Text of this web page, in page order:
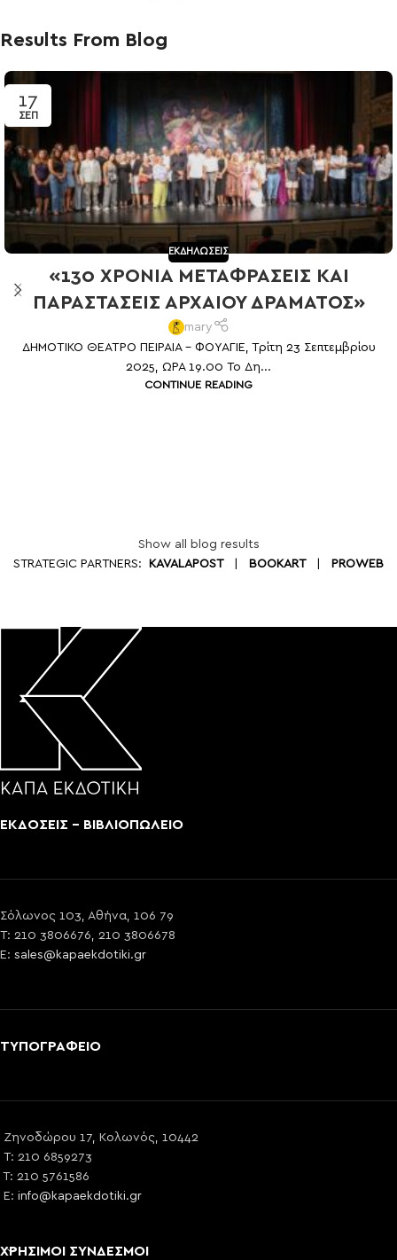
Results From Blog
17
ΣΕΠ
ΕΚΔΗΛΩΣΕΙΣ
«130 ΧΡΌΝΙΑ ΜΕΤΑΦΡΑΣΕΙΣ ΚΑΙ
ΠΑΡΑΣΤΑΣΕΙΣ ΑΡΧΑΙΟΥ ΔΡΆΜΑΤΟΣ»
mary
ΔΗΜΟΤΙΚΟ ΘΕΑΤΡΟ ΠΕΙΡΑΙΑ – ΦΟΥΑΓΙΕ, Τρίτη 23 Σεπτεμβρίου
2025, ΩΡΑ 19.00 To Δη...
CONTINUE READING
Show all blog results
STRATEGIC PARTNERS:
KAVALAPOST| BOOKART| PROWEB
ΕΚΔΟΣΕΙΣ - ΒΙΒΛΙΟΠΩΛΕΙΟ
Σόλωνος 103, Αθήνα, 106 79
T: 210 3806676, 210 3806678
E: sales@kapaekdotiki.gr
ΤΥΠΟΓΡΑΦΕΙΟ
Ζηνοδώρου 17, Κολωνός, 10442
T: 210 6859273
T: 210 5761586
E: info@kapaekdotiki.gr
ΧΡΗΣΙΜΟΙ ΣΥΝΔΕΣΜΟΙ